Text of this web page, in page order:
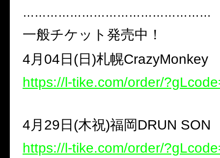
…………………………………………
一般チケット発売中！
4月04日(日)札幌CrazyMonkey
https://l-tike.com/order/
4月29日(木祝)福岡DRUN SON
https://l-tike.com/order/